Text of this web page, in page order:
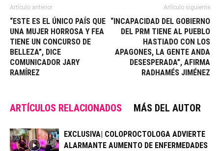
Artículo anterior
“ESTE ES EL ÚNICO PAÍS QUE
UNA MUJER HORROSA Y FEA
TIENE UN CONCURSO DE
BELLEZA”, DICE
COMUNICADOR JARY
RAMÍREZ
Artículo siguiente
“INCAPACIDAD DEL GOBIERNO
DEL PRM TIENE AL PUEBLO
HASTIADO CON LOS
APAGONES, LA GENTE ANDA
DESESPERADA”, AFIRMA
RADHAMÉS JIMÉNEZ
ARTÍCULOS RELACIONADOS MÁS DEL AUTOR
EXCLUSIVA| COLOPROCTOLOGA ADVIERTE
ALARMANTE AUMENTO DE ENFERMEDADES